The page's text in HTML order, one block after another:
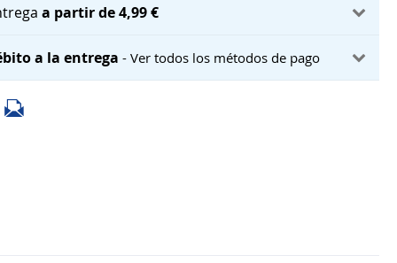
a partir de 4,99 €
a la entrega- Ver todos los métodos de pago